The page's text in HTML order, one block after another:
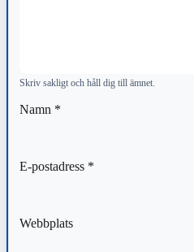
Skriv sakligt och håll dig till ämnet.
Namn *
E-postadress *
Webbplats